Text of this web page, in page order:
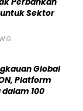
Sektor
Global
Platform
100